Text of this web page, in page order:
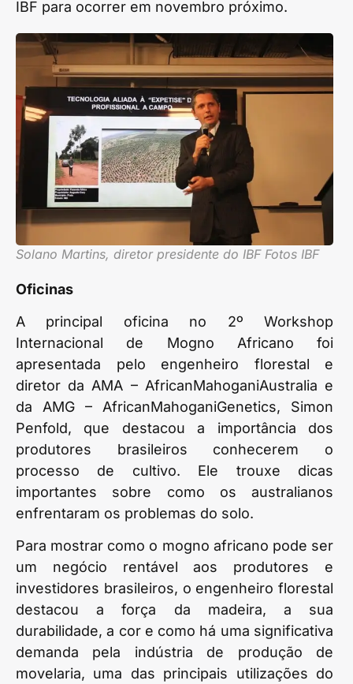
IBF para ocorrer em novembro próximo.
Solano Martins, diretor presidente do IBF Fotos IBF
Oficinas
A principal oficina no 2º Workshop
Internacional de Mogno Africano foi
apresentada pelo engenheiro florestal e
diretor da AMA – AfricanMahoganiAustralia e
da AMG – AfricanMahoganiGenetics, Simon
Penfold, que destacou a importância dos
produtores brasileiros conhecerem o
processo de cultivo. Ele trouxe dicas
importantes sobre como os australianos
enfrentaram os problemas do solo.
Para mostrar como o mogno africano pode ser
um negócio rentável aos produtores e
investidores brasileiros, o engenheiro florestal
destacou a força da madeira, a sua
durabilidade, a cor e como há uma significativa
demanda pela indústria de produção de
movelaria, uma das principais utilizações do